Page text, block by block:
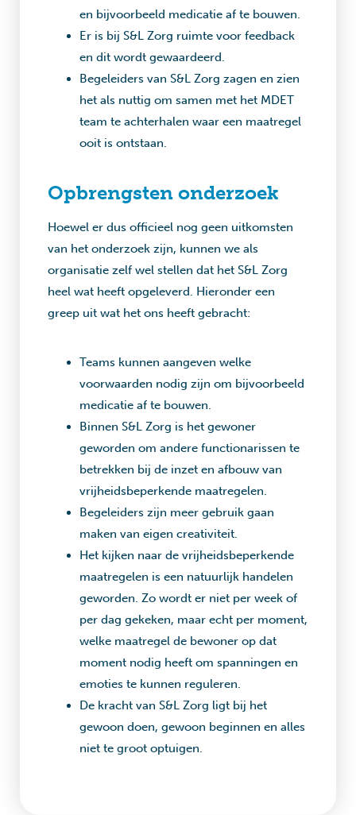
en bijvoorbeeld medicatie af te bouwen.
Er is bij S&L Zorg ruimte voor feedback
en dit wordt gewaardeerd.
Begeleiders van S&L Zorg zagen en zien
het als nuttig om samen met het MDET
team te achterhalen waar een maatregel
ooit is ontstaan.
Opbrengsten onderzoek
Hoewel er dus officieel nog geen uitkomsten
van het onderzoek zijn, kunnen we als
organisatie zelf wel stellen dat het S&L Zorg
heel wat heeft opgeleverd. Hieronder een
greep uit wat het ons heeft gebracht:
Teams kunnen aangeven welke
voorwaarden nodig zijn om bijvoorbeeld
medicatie af te bouwen.
Binnen S&L Zorg is het gewoner
geworden om andere functionarissen te
betrekken bij de inzet en afbouw van
vrijheidsbeperkende maatregelen.
Begeleiders zijn meer gebruik gaan
maken van eigen creativiteit.
Het kijken naar de vrijheidsbeperkende
maatregelen is een natuurlijk handelen
geworden. Zo wordt er niet per week of
per dag gekeken, maar echt per moment,
welke maatregel de bewoner op dat
moment nodig heeft om spanningen en
emoties te kunnen reguleren.
De kracht van S&L Zorg ligt bij het
gewoon doen, gewoon beginnen en alles
niet te groot optuigen.